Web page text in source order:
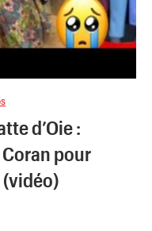
d’Oie :
pour